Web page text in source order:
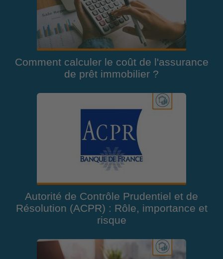
Comment calculer le coût de l'assurance
de prêt immobilier ?
Autorité de Contrôle Prudentiel et de
Résolution (ACPR) : Rôle, importance et
risque